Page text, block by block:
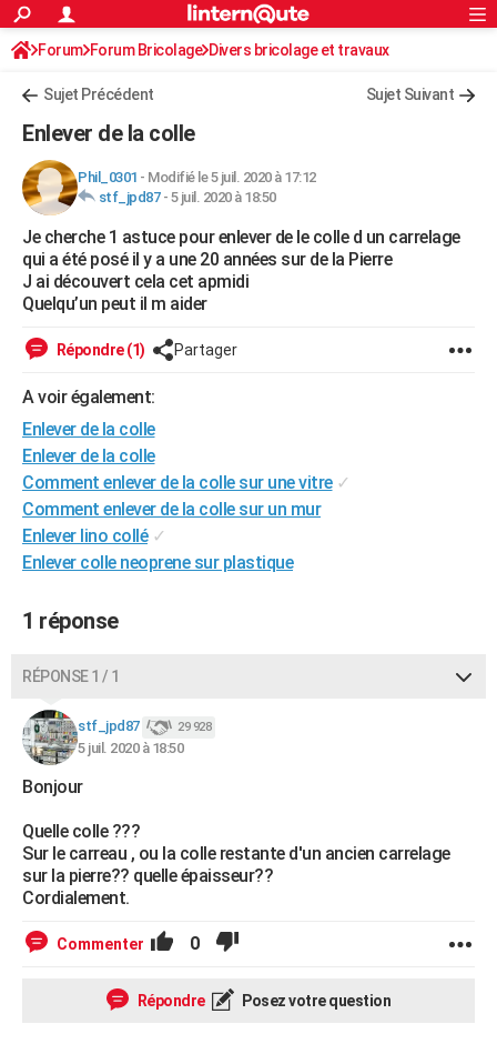
ACTUALITÉS
Politique
Société
Faits Divers
Education
Monde
Villes
+
FINANCE
Retraite
Impôts
Epargne
Immobilier
Risques naturels par ville
Banque
Assurance
Crédit
AUTO
Essais
Réserver un essai
Citadines
Berlines
SUV
Forum auto
+HIGH-TECH
Mobiles
Meilleur smartphone
Internet
Ordinateurs
Jeux vidéo
Guide high-tech
+BRICOLAGE
Forum
Aménagement intérieur
Extérieur
Cuisine
Salle de bains
Jardinage
Rangement
WEEK-END
LIFESTYLE
Art de vivre
Bien-être
Loisirs
Mode
Modes de vie
SANTE
Alimentation
Guide de la santé
Maladies
Médicaments
Sommeil
VOYAGE
Destinations
City break
Voyage nature
Voyage de noces
Forum
Climat
+PHOTO
GUIDES D'ACHAT
BONS PLANS
Dictionnaire
Biographies
Citations
Expressions
Proverbes
PROGRAMME TV
COPAINS D'AVANT
S'inscrire
Se connecter
Lycées
Collèges
Primaires
Universités
Entreprises
Service militaire
Avis de recherche
AVIS DE DÉCÈS
FORUM
Rechercher
S'inscrire
Connexion
Forum Forum Bricolage Divers bricolage et travaux
Sujet Précédent Sujet Suivant
Enlever de la colle
Phil_0301 - Modifié le 5 juil. 2020 à 17:12
stf_jpd87- 5 juil. 2020 à 18:50
Je cherche 1 astuce pour enlever de le colle d un carrelage
qui a été posé il y a une 20 années sur de la Pierre
J ai découvert cela cet apmidi
Quelqu’un peut il m aider
Répondre (1) Partager
A voir également:
Enlever de la colle
Enlever de la colle
Comment enlever de la colle sur une vitre ✓
Comment enlever de la colle sur un mur
Enlever lino collé ✓
Enlever colle neoprene sur plastique
1 réponse
RÉPONSE 1 / 1
stf_jpd87 29 928
5 juil. 2020 à 18:50
Bonjour
Quelle colle ???
Sur le carreau , ou la colle restante d'un ancien carrelage
sur la pierre?? quelle épaisseur??
Cordialement.
Commenter 0
Répondre Posez votre question